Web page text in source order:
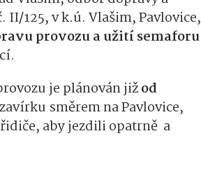
125, v k.ú. Vlašim, Pavlovice,
provozu a užití semaforu
je plánován jižod
směrem na Pavlovice,
aby jezdili opatrně a